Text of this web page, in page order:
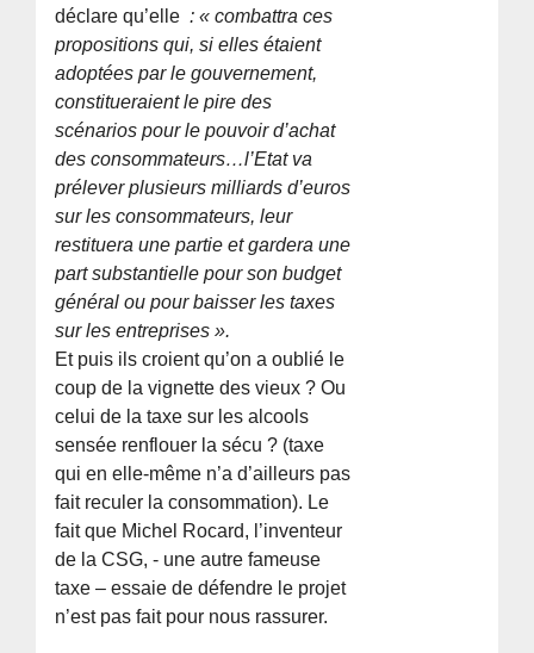
déclare qu’elle : « combattra ces
propositions qui, si elles étaient
adoptées par le gouvernement,
constitueraient le pire des
scénarios pour le pouvoir d’achat
des consommateurs…l’Etat va
prélever plusieurs milliards d’euros
sur les consommateurs, leur
restituera une partie et gardera une
part substantielle pour son budget
général ou pour baisser les taxes
sur les entreprises ».
Et puis ils croient qu’on a oublié le
coup de la vignette des vieux ? Ou
celui de la taxe sur les alcools
sensée renflouer la sécu ? (taxe
qui en elle-même n’a d’ailleurs pas
fait reculer la consommation). Le
fait que Michel Rocard, l’inventeur
de la CSG, - une autre fameuse
taxe – essaie de défendre le projet
n’est pas fait pour nous rassurer.